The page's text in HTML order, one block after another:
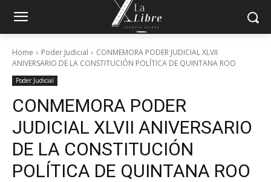
Home Poder Judicial
CONMEMORA PODER JUDICIAL XLVII
ANIVERSARIO DE LA CONSTITUCIÓN POLÍTICA DE QUINTANA ROO
Poder Judicial
CONMEMORA PODER
JUDICIAL XLVII ANIVERSARIO
DE LA CONSTITUCIÓN
POLÍTICA DE QUINTANA ROO